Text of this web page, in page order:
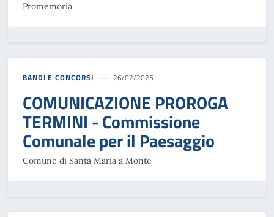
Promemoria
BANDI E CONCORSI 26/02/2025
COMUNICAZIONE PROROGA
TERMINI - Commissione
Comunale per il Paesaggio
Comune di Santa Maria a Monte